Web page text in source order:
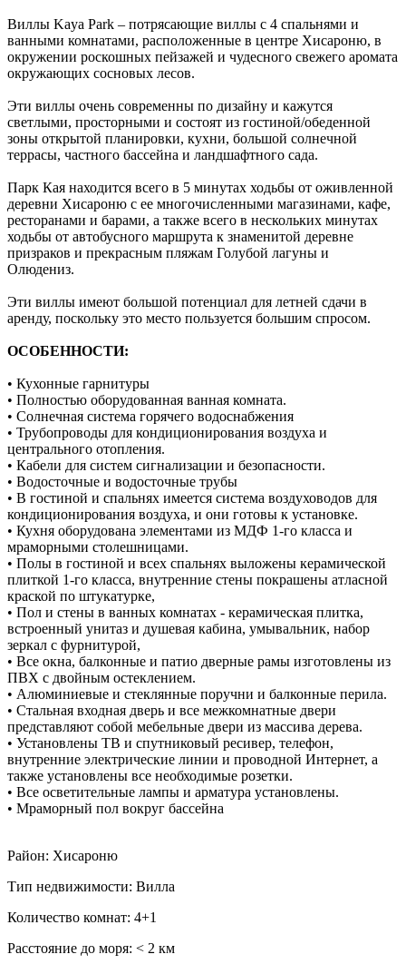
Виллы Kaya Park – потрясающие виллы с 4 спальнями и
ванными комнатами, расположенные в центре Хисароню, в
окружении роскошных пейзажей и чудесного свежего аромата
окружающих сосновых лесов.
Эти виллы очень современны по дизайну и кажутся
светлыми, просторными и состоят из гостиной/обеденной
зоны открытой планировки, кухни, большой солнечной
террасы, частного бассейна и ландшафтного сада.
Парк Кая находится всего в 5 минутах ходьбы от оживленной
деревни Хисароню с ее многочисленными магазинами, кафе,
ресторанами и барами, а также всего в нескольких минутах
ходьбы от автобусного маршрута к знаменитой деревне
призраков и прекрасным пляжам Голубой лагуны и
Олюдениз.
Эти виллы имеют большой потенциал для летней сдачи в
аренду, поскольку это место пользуется большим спросом.
ОСОБЕННОСТИ:
• Кухонные гарнитуры
• Полностью оборудованная ванная комната.
• Солнечная система горячего водоснабжения
• Трубопроводы для кондиционирования воздуха и
центрального отопления.
• Кабели для систем сигнализации и безопасности.
• Водосточные и водосточные трубы
• В гостиной и спальнях имеется система воздуховодов для
кондиционирования воздуха, и они готовы к установке.
• Кухня оборудована элементами из МДФ 1-го класса и
мраморными столешницами.
• Полы в гостиной и всех спальнях выложены керамической
плиткой 1-го класса, внутренние стены покрашены атласной
краской по штукатурке,
• Пол и стены в ванных комнатах - керамическая плитка,
встроенный унитаз и душевая кабина, умывальник, набор
зеркал с фурнитурой,
• Все окна, балконные и патио дверные рамы изготовлены из
ПВХ с двойным остеклением.
• Алюминиевые и стеклянные поручни и балконные перила.
• Стальная входная дверь и все межкомнатные двери
представляют собой мебельные двери из массива дерева.
• Установлены ТВ и спутниковый ресивер, телефон,
внутренние электрические линии и проводной Интернет, а
также установлены все необходимые розетки.
• Все осветительные лампы и арматура установлены.
• Мраморный пол вокруг бассейна
Район: Хисароню
Тип недвижимости: Вилла
Количество комнат: 4+1
Расстояние до моря: ˂ 2 км